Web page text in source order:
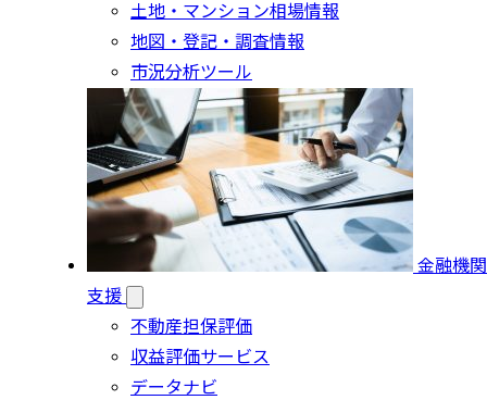
土地・マンション相場情報
地図・登記・調査情報
市況分析ツール
金融機関
支援
不動産担保評価
収益評価サービス
データナビ